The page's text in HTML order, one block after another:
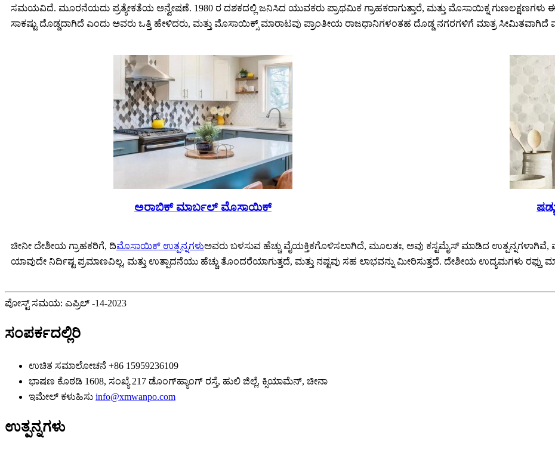
ಸಮಯವಿದೆ. ಮೂರನೆಯದು ಪ್ರತ್ಯೇಕತೆಯ ಅನ್ವೇಷಣೆ. 1980 ರ ದಶಕದಲ್ಲಿ ಜನಿಸಿದ ಯುವಕರು ಪ್ರಾಥಮಿಕ ಗ್ರಾಹಕರಾಗುತ್ತಾರೆ, ಮತ್ತು ಮೊಸಾಯಿಕ್ನ
ಸಾಕಷ್ಟು ದೊಡ್ಡದಾಗಿದೆ ಎಂದು ಅವರು ಒತ್ತಿ ಹೇಳಿದರು, ಮತ್ತು ಮೊಸಾಯಿಕ್ಸ್ ಮಾರಾಟವು ಪ್ರಾಂತೀಯ ರಾಜಧಾನಿಗಳಂತಹ ದೊಡ್ಡ ನಗರಗಳಿಗೆ ಮಾತ್ರ ಸೀಮಿತವಾಗಿದೆ
ಅರಾಬಿಕ್ ಮಾರ್ಬಲ್ ಮೊಸಾಯಿಕ್
ಚೀನೀ ದೇಶೀಯ ಗ್ರಾಹಕರಿಗೆ, ದಿಮೊಸಾಯಿಕ್ ಉತ್ಪನ್ನಗಳುಅವರು ಬಳಸುವ ಹೆಚ್ಚು ವೈಯಕ್ತಿಕಗೊಳಿಸಲಾಗಿದೆ, ಮೂಲತಃ, ಅವು ಕಸ್ಟಮೈಸ್ ಮಾಡಿದ
ಯಾವುದೇ ನಿರ್ದಿಷ್ಟ ಪ್ರಮಾಣವಿಲ್ಲ, ಮತ್ತು ಉತ್ಪಾದನೆಯು ಹೆಚ್ಚು ತೊಂದರೆಯಾಗುತ್ತದೆ, ಮತ್ತು ನಷ್ಟವು ಸಹ ಲಾಭವನ್ನು ಮೀರಿಸುತ್ತದೆ. ದೇಶೀಯ ಉದ್ಯಮಗಳು ರಫ್ತು
ಪೋಸ್ಟ್ ಸಮಯ: ಎಪ್ರಿಲ್ -14-2023
ಸಂಪರ್ಕದಲ್ಲಿರಿ
ಉಚಿತ ಸಮಾಲೋಚನೆ +86 15959236109
ಭಾಷಣ ಕೊಠಡಿ 1608, ಸಂಖ್ಯೆ 217 ಡೊಂಗ್‌ಹ್ಯಾಂಗ್ ರಸ್ತೆ, ಹುಲಿ ಜಿಲ್ಲೆ, ಕ್ಸಿಯಾಮೆನ್, ಚೀನಾ
ಇಮೇಲ್ ಕಳುಹಿಸು info@xmwanpo.com
ಉತ್ಪನ್ನಗಳು